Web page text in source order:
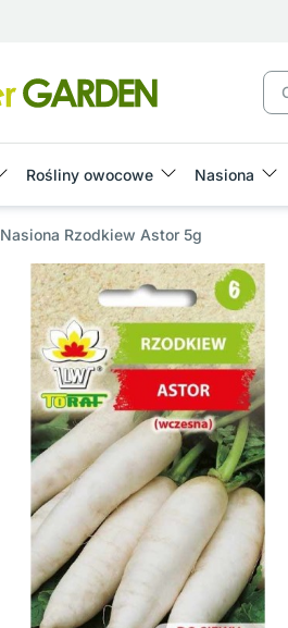
Rośliny owocowe Nasiona
Nasiona Rzodkiew Astor 5g